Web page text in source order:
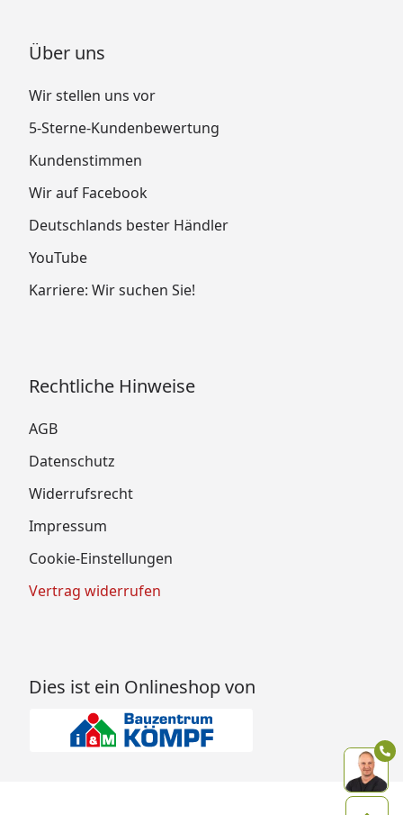
Über uns
Wir stellen uns vor
5-Sterne-Kundenbewertung
Kundenstimmen
Wir auf Facebook
Deutschlands bester Händler
YouTube
Karriere: Wir suchen Sie!
Rechtliche Hinweise
AGB
Datenschutz
Widerrufsrecht
Impressum
Cookie-Einstellungen
Vertrag widerrufen
Dies ist ein Onlineshop von